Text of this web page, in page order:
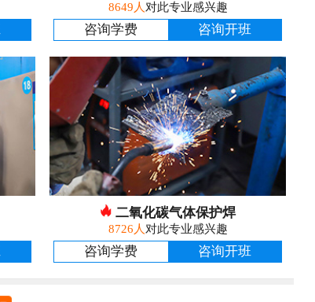
8649人对此专业感兴趣
咨询学费 咨询开班
二氧化碳气体保护焊
8726人对此专业感兴趣
咨询学费 咨询开班